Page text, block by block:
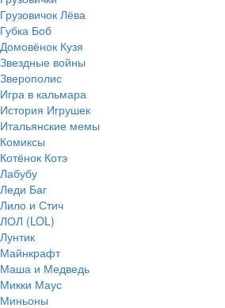
Грузовичок Лёва
Губка Боб
Домовёнок Кузя
Звездные войны
Зверополис
Игра в кальмара
История Игрушек
Итальянские мемы
Комиксы
Котёнок Котэ
Лабубу
Леди Баг
Лило и Стич
ЛОЛ (LOL)
Лунтик
Майнкрафт
Маша и Медведь
Микки Маус
Миньоны